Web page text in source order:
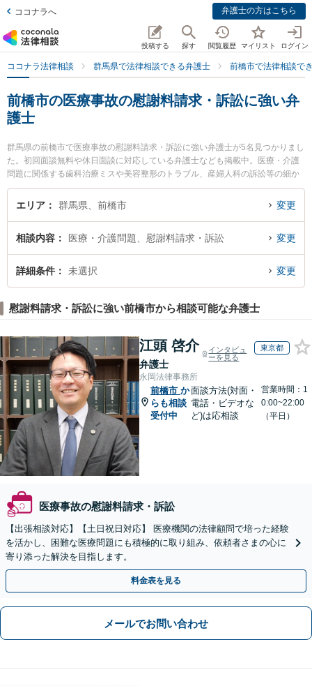
ココナラへ 弁護士の方はこちら
投稿する 探す 閲覧履歴 マイリスト ログイン
ココナラ法律相談 群馬県で法律相談できる弁護士 前橋市で法律相談で
前橋市の医療事故の慰謝料請求・訴訟に強い弁
護士
群馬県の前橋市で医療事故の慰謝料請求・訴訟に強い弁護士が5名見つかりまし
た。初回面談無料や休日面談に対応している弁護士なども掲載中。医療・介護
問題に関係する歯科治療ミスや美容整形のトラブル、産婦人科の訴訟等の細か
な分野での絞り込み検索もでき便利です。特に梅山綜合法律事務所の梅山 綾加
弁護士やまえばし法律事務所の永島 隆明弁護士、星野・織田法律事務所の星野
すぐに弁護士に相談したい』『医療事故の慰謝料請求・訴訟のトラブル解決の
実績豊富な近くの弁護士を検索したい』『初回相談無料で医療事故の慰謝料請
求・訴訟を法律相談できる前橋市内の弁護士に相談予約したい』などでお困り
エリア 群馬県、前橋市 変更
相談内容 医療・介護問題、慰謝料請求・訴訟 変更
詳細条件 未選択 変更
慰謝料請求・訴訟に強い前橋市から相談可能な弁護士
江頭 啓介
弁護士
インタビュ
ーを見る
東京都
永岡法律事務所
前橋市 か
らも相談
受付中
面談方法(対面・
電話・ビデオな
ど)は応相談
営業時間：1
0:00~22:00
（平日）
医療事故の慰謝料請求・訴訟
【出張相談対応】【土日祝日対応】 医療機関の法律顧問で培った経験
を活かし、困難な医療問題にも積極的に取り組み、依頼者さまの心に
寄り添った解決を目指します。
料金表を見る
メールでお問い合わせ